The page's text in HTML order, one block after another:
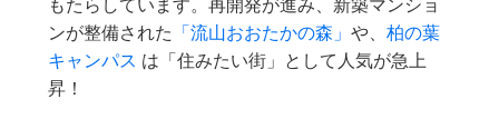
もたらしています。再開発が進み、新築マンショ
ンが整備された
「流山おおたかの森」や、柏の葉
キャンパス は「住みたい街」として人気が急上
昇！